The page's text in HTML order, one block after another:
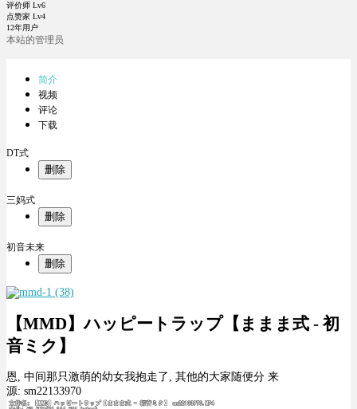
评价师 Lv6
点赞家 Lv4
12年用户
本站的管理员
简介
视频
评论
下载
DT式
删除
三妈式
删除
初音未来
删除
【MMD】ハッピートラップ【ままま式 - 初
音ミク】
恩, 中间那只激萌的幼女我抱走了, 其他的大家随便分 来
源: sm22133970